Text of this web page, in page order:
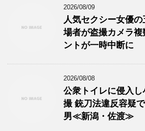
2026/08/09
人気セクシー女優
場者が盗撮カメラ
ントが一時中断に
2026/08/08
公衆トイレに侵入
撮 銃刀法違反容疑
男≪新潟・佐渡≫